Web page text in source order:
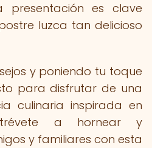
presentación es clave
luzca tan delicioso
y poniendo tu toque
para disfrutar de una
culinaria inspirada en
a hornear y
y familiares con esta